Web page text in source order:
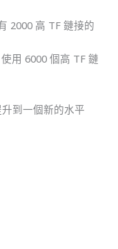
2000 高 TF 鏈接的
用 6000 個高 TF 鏈
到一個新的水平